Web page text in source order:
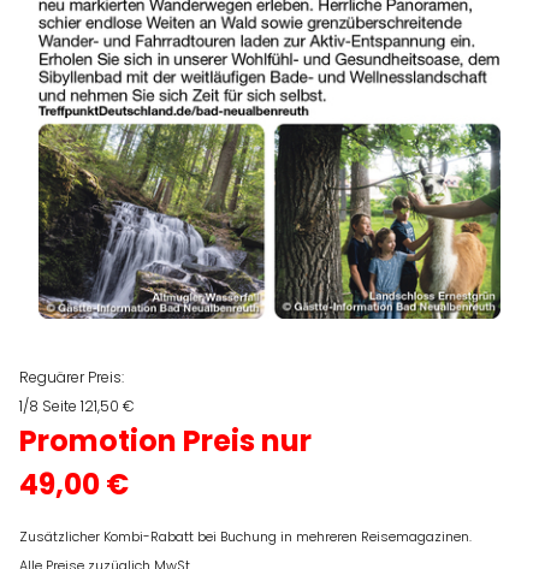
Reguärer Preis:
1/8 Seite 121,50 €
Promotion Preis nur
49,00 €
Zusätzlicher Kombi-Rabatt bei Buchung in mehreren Reisemagazinen.
Alle Preise zuzüglich MwSt.